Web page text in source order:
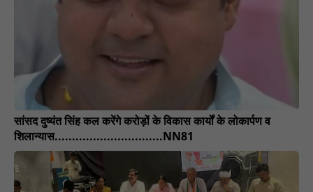
सांसद दुष्यंत सिंह कल करेंगे करोड़ों के विकास कार्यों के लोकार्पण व
शिलान्यास...............................NN81